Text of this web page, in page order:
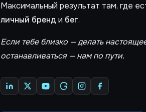
Максимальный результат там, где
личный бренд и бег.
Если тебе близко — делать
останавливаться — нам по пути.